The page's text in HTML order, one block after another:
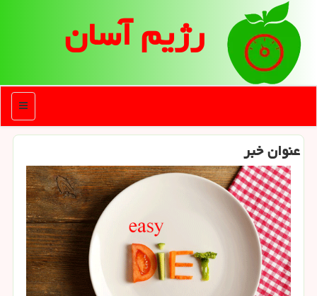
رژیم آسان
منو
عنوان خبر